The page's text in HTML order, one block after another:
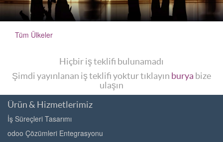
Tüm Ülkeler
Hiçbir iş teklifi bulunamadı
Şimdi yayınlanan iş teklifi yoktur tıklayın burya bize
ulaşın
Ürün & Hizmetlerimiz
İş Süreçleri Tasarımı
odoo Çözümleri Entegrasyonu